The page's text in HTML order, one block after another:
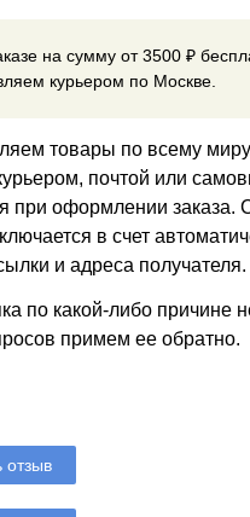
на сумму от 3500 ₽
курьером по Москве.
товары по всему
почтой или
при оформлении заказа.
в счет
и адреса получателя.
по какой-либо причине
примем ее обратно.
отзыв